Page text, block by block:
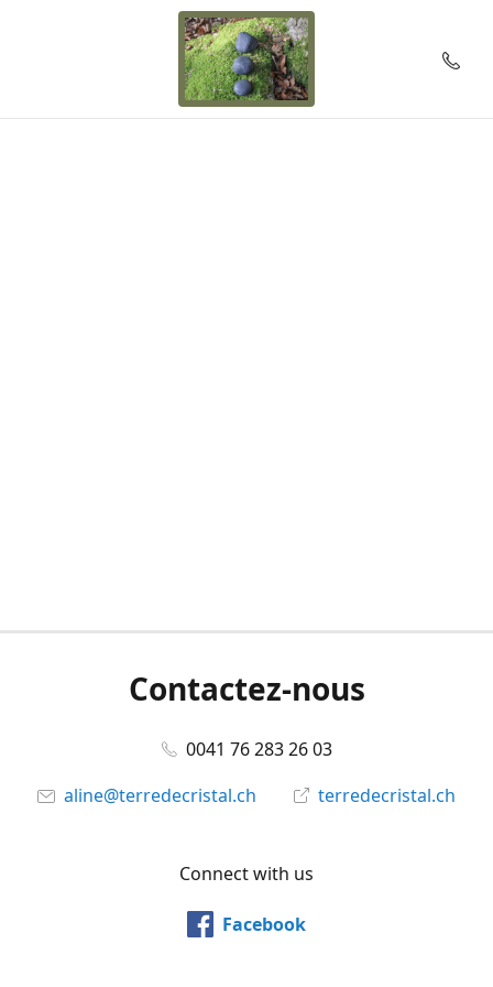
Contactez-nous
0041 76 283 26 03
aline@terredecristal.ch
terredecristal.ch
Connect with us
Facebook